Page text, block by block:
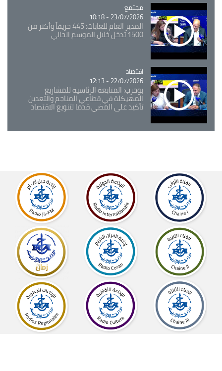
Catégorie
مجتمع
23/07/2026 - 10:18
المدير العام للغابات: 445 حريقاً وأكثر من
1500 تدخل خلال الموسم الحالي
Catégorie
اقتصاد
22/07/2026 - 12:13
بوحرب: المتابعة الرئاسية للمشاريع
المهيكلة في قطاعي المناجم والتعدين
تأكيد على المضي قدما لتنويع الاقتصاد